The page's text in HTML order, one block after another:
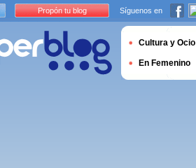
Propón tu blog Síguenos en
Cultura y Ocio
En Femenino